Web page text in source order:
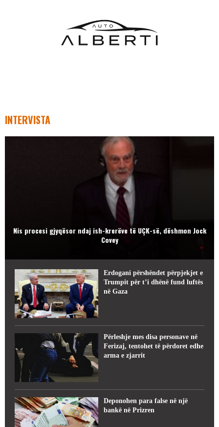
INTERVISTA
Nis procesi gjyqësor ndaj ish-krerëve të UÇK-së, dëshmon Jock
Covey
Erdogani përshëndet përpjekjet e
Trumpit për t’i dhënë fund luftës
në Gaza
Përleshje mes disa personave në
Ferizaj, tentohet të përdoret edhe
arma e zjarrit
Deponohen para false në një
bankë në Prizren